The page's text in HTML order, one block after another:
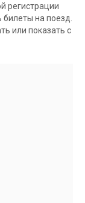
регистрации
на поезд.
или показать с